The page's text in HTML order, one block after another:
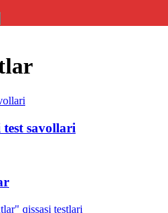
savollari